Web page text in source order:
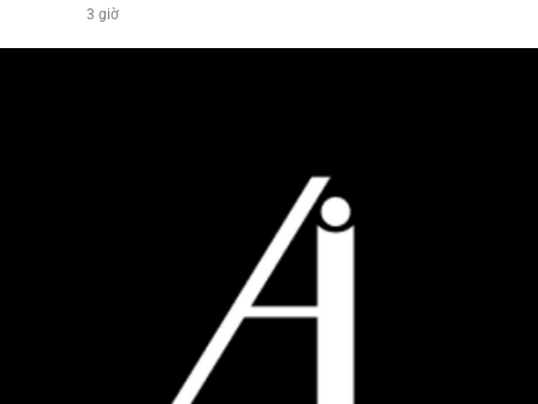
3 giờ